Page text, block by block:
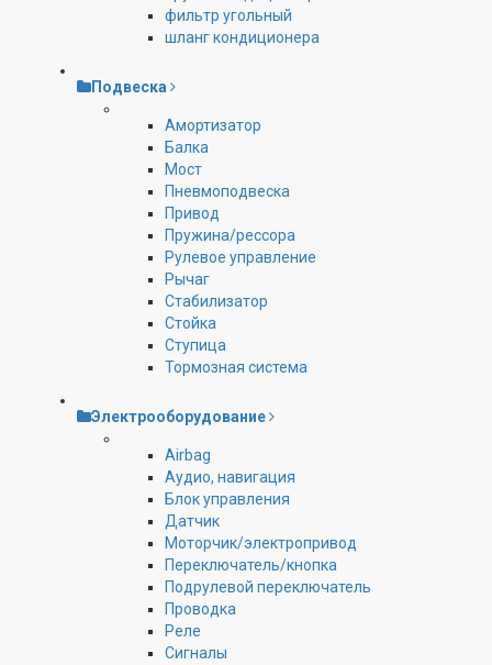
фильтр угольный
шланг кондиционера
Подвеска
Амортизатор
Балка
Мост
Пневмоподвеска
Привод
Пружина/рессора
Рулевое управление
Рычаг
Стабилизатор
Стойка
Ступица
Тормозная система
Электрооборудование
Airbag
Аудио, навигация
Блок управления
Датчик
Моторчик/электропривод
Переключатель/кнопка
Подрулевой переключатель
Проводка
Реле
Сигналы